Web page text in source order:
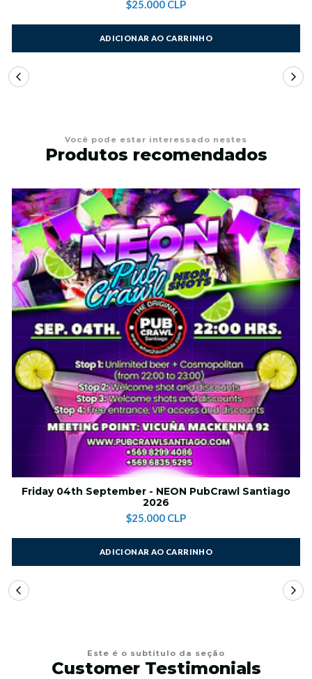
$25.000 CLP
ADICIONAR AO CARRINHO
Você pode estar interessado nestes
Produtos recomendados
Friday 04th September - NEON PubCrawl Santiago
2026
$25.000 CLP
ADICIONAR AO CARRINHO
Este é o subtítulo da seção
Customer Testimonials